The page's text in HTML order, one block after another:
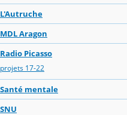
L'Autruche
MDL Aragon
Radio Picasso
projets 17-22
Santé mentale
SNU